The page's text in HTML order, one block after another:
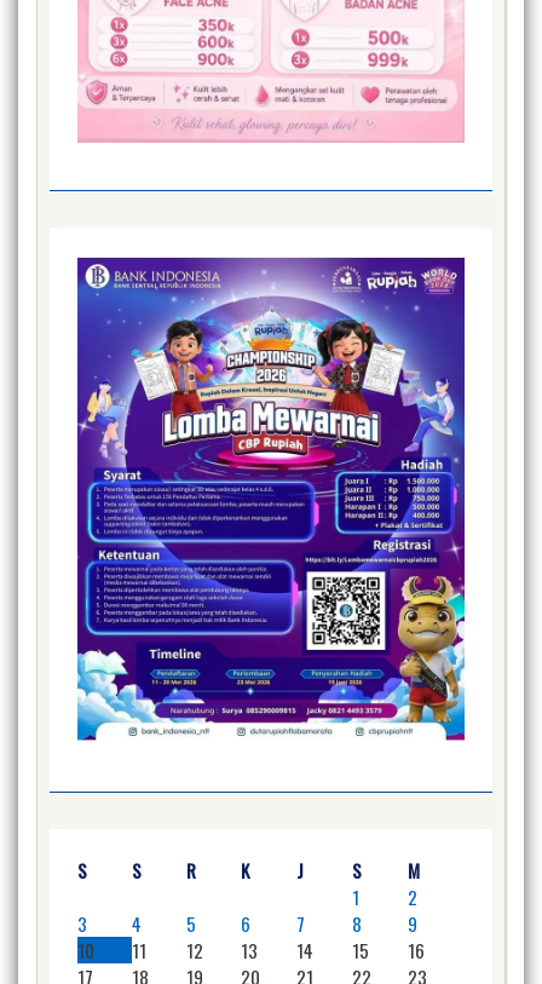
S S R K J S
M
1
2
3
4 5 6 7 8
9
10
11 12 13 14 15
16
17
18 19 20 21 22
23